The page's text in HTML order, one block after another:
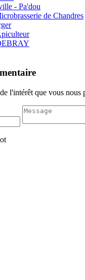
- Pa'dou
de Chandres
l'intérêt que vous nous